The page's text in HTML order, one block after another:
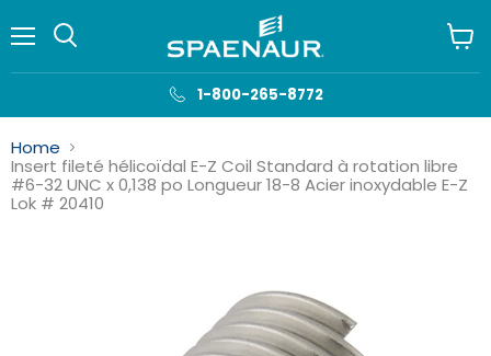
1-800-265-8772
le
Home
Insert fileté hélicoïdal E-Z Coil Standard à rotation libre
#6-32 UNC x 0,138 po Longueur 18-8 Acier inoxydable E-Z
Lok # 20410